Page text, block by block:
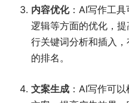
内容优化：AI写作工具
逻辑等方面的优化，
行关键词分析和插入
的排名。
文案生成 ：AI写作可